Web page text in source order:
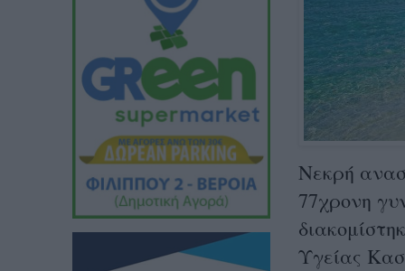
Νεκρή
77χρονη
Υγείας